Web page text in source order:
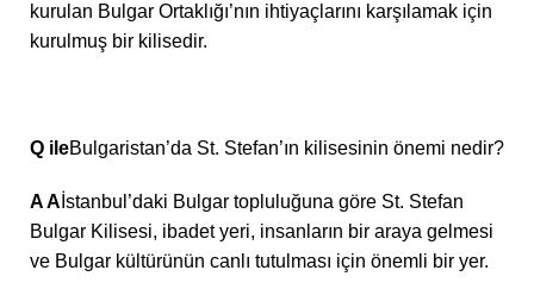
kurulan Bulgar Ortaklığı’nın ihtiyaçlarını karşılamak için
kurulmuş bir kilisedir.
Q ileBulgaristan’da St. Stefan’ın kilisesinin önemi nedir?
A A İstanbul’daki Bulgar topluluğuna göre St. Stefan
Bulgar Kilisesi, ibadet yeri, insanların bir araya gelmesi
ve Bulgar kültürünün canlı tutulması için önemli bir yer.